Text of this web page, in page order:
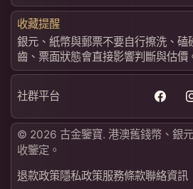
收藏提醒
銀元、紙幣與郵票不要自行擦洗、磕
齒、票面狀態會直接影響判斷與估價
社群平台
© 2026 古金鑒寶. 港澳舊錢幣、銀
收鑒定。
退款政策隱私政策服務條款聯絡資訊